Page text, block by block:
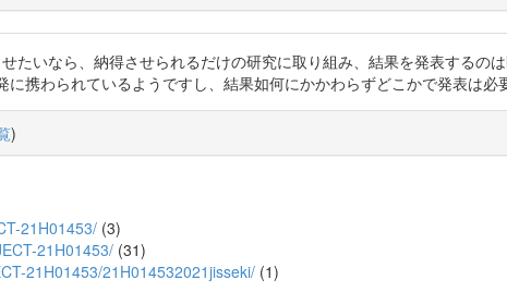
たいなら、納得させられるだけの研究に取り組み、結果を発表するの
に携わられているようですし、結果如何にかかわらずどこかで発表は
)
21H01453/ (3)
21H01453/ (31)
21H01453/21H014532021jisseki/ (1)